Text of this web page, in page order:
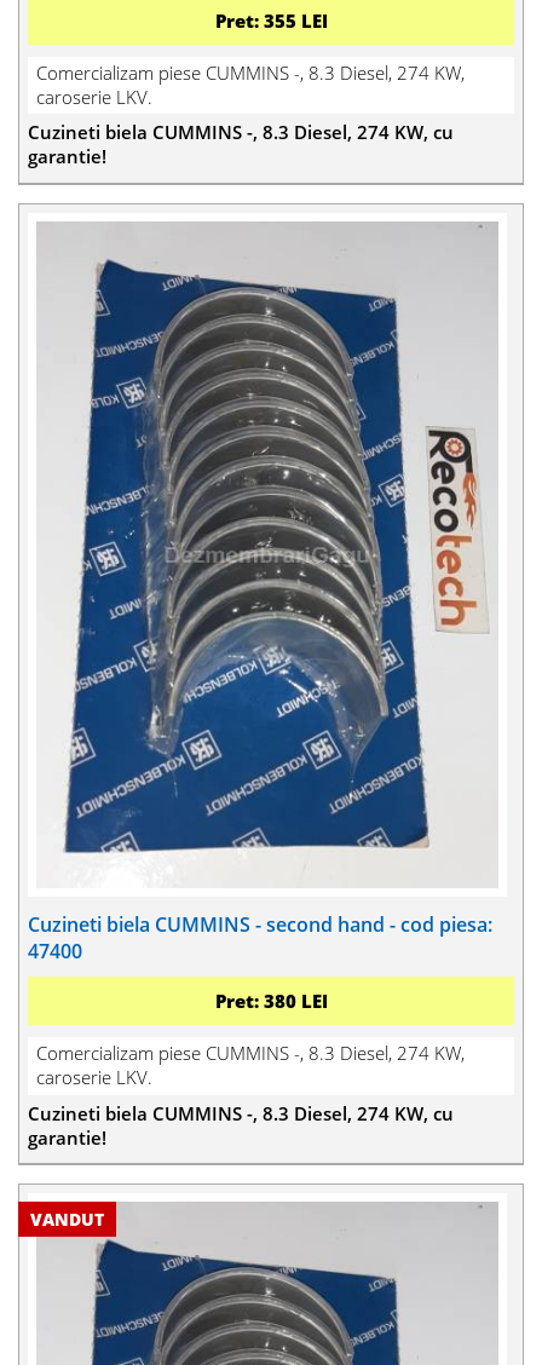
Pret: 355 LEI
Comercializam piese CUMMINS -, 8.3 Diesel, 274 KW,
caroserie LKV.
Cuzineti biela CUMMINS -, 8.3 Diesel, 274 KW, cu
garantie!
Cuzineti biela CUMMINS - second hand - cod piesa:
47400
Pret: 380 LEI
Comercializam piese CUMMINS -, 8.3 Diesel, 274 KW,
caroserie LKV.
Cuzineti biela CUMMINS -, 8.3 Diesel, 274 KW, cu
garantie!